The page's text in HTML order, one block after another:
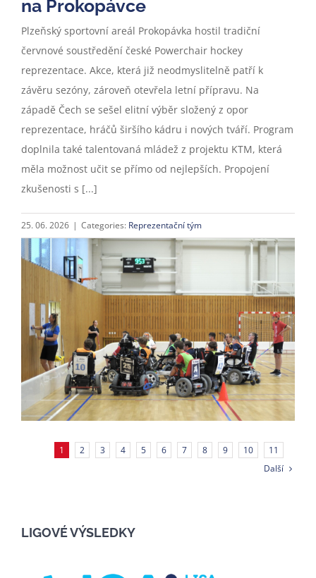
na Prokopávce
Plzeňský sportovní areál Prokopávka hostil tradiční
červnové soustředění české Powerchair hockey
reprezentace. Akce, která již neodmyslitelně patří k
závěru sezóny, zároveň otevřela letní přípravu. Na
západě Čech se sešel elitní výběr složený z opor
reprezentace, hráčů širšího kádru i nových tváří. Program
doplnila také talentovaná mládež z projektu KTM, která
měla možnost učit se přímo od nejlepších. Propojení
zkušenosti s [...]
25. 06. 2026 | Categories: Reprezentační tým
1 2 3 4 5 6 7 8 9 10
11
Další
LIGOVÉ VÝSLEDKY